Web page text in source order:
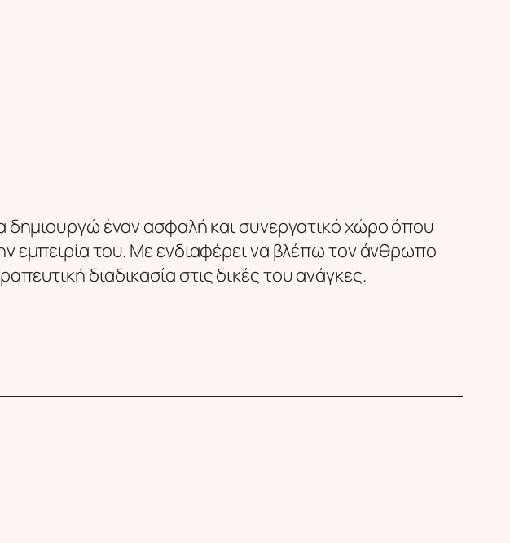
δημιουργώ έναν ασφαλή και συνεργατικό χώρο όπου
εμπειρία του. Με ενδιαφέρει να βλέπω τον άνθρωπο
διαδικασία στις δικές του ανάγκες.